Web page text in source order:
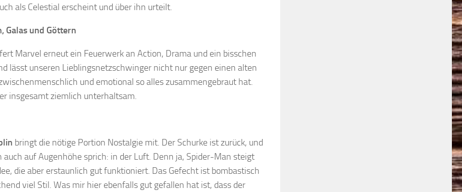
als Celestial erscheint und über ihn urteilt.
Galas und Göttern
Marvel erneut ein Feuerwerk an Action, Drama und ein bisschen
lässt unseren Lieblingsnetzschwinger nicht nur gegen einen alten
und emotional so alles zusammengebraut hat.
insgesamt ziemlich unterhaltsam.
bringt die nötige Portion Nostalgie mit. Der Schurke ist zurück, und
auf Augenhöhe sprich: in der Luft. Denn ja, Spider-Man steigt
die aber erstaunlich gut funktioniert. Das Gefecht ist bombastisch
viel Stil. Was mir hier ebenfalls gut gefallen hat ist, dass der